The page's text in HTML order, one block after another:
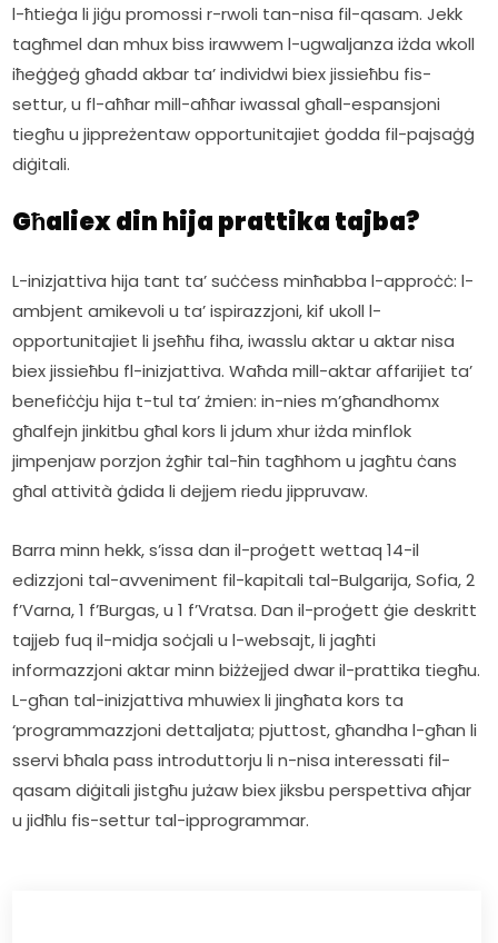
l-ħtieġa li jiġu promossi r-rwoli tan-nisa fil-qasam. Jekk
tagħmel dan mhux biss irawwem l-ugwaljanza iżda wkoll
iħeġġeġ għadd akbar ta’ individwi biex jissieħbu fis-
settur, u fl-aħħar mill-aħħar iwassal għall-espansjoni
tiegħu u jippreżentaw opportunitajiet ġodda fil-pajsaġġ
diġitali.
Għaliex din hija prattika tajba?
L-inizjattiva hija tant ta’ suċċess minħabba l-approċċ: l-
ambjent amikevoli u ta’ ispirazzjoni, kif ukoll l-
opportunitajiet li jseħħu fiha, iwasslu aktar u aktar nisa
biex jissieħbu fl-inizjattiva. Waħda mill-aktar affarijiet ta’
benefiċċju hija t-tul ta’ żmien: in-nies m’għandhomx
għalfejn jinkitbu għal kors li jdum xhur iżda minflok
jimpenjaw porzjon żgħir tal-ħin tagħhom u jagħtu ċans
għal attività ġdida li dejjem riedu jippruvaw.
Barra minn hekk, s’issa dan il-proġett wettaq 14-il
edizzjoni tal-avveniment fil-kapitali tal-Bulgarija, Sofia, 2
f’Varna, 1 f’Burgas, u 1 f’Vratsa. Dan il-proġett ġie deskritt
tajjeb fuq il-midja soċjali u l-websajt, li jagħti
informazzjoni aktar minn biżżejjed dwar il-prattika tiegħu.
L-għan tal-inizjattiva mhuwiex li jingħata kors ta
‘programmazzjoni dettaljata; pjuttost, għandha l-għan li
sservi bħala pass introduttorju li n-nisa interessati fil-
qasam diġitali jistgħu jużaw biex jiksbu perspettiva aħjar
u jidħlu fis-settur tal-ipprogrammar.